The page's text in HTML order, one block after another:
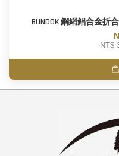
BUNDOK 鋼網鋁合金折
NT$